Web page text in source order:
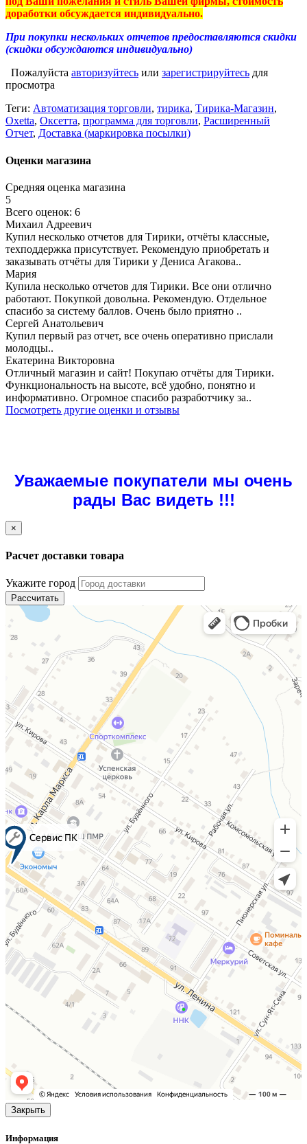
доработки обсуждается индивидуально.
При покупки нескольких отчетов предоставляются скидки
(скидки обсуждаются индивидуально)
Пожалуйста авторизуйтесь или зарегистрируйтесь для
просмотра
Теги: Автоматизация торговли, тирика, Тирика-Магазин,
Oxetta, Оксетта, программа для торговли, Расширенный
Отчет, Доставка (маркировка посылки)
Оценки магазина
Средняя оценка магазина
5
Всего оценок: 6
Михаил Адреевич
Купил несколько отчетов для Тирики, отчёты классные,
техподдержка присутствует. Рекомендую приобретать и
заказывать отчёты для Тирики у Дениса Агакова..
Мария
Купила несколько отчетов для Тирики. Все они отлично
работают. Покупкой довольна. Рекомендую. Отдельное
спасибо за систему баллов. Очень было приятно ..
Сергей Анатольевич
Купил первый раз отчет, все очень оперативно прислали
молодцы..
Екатерина Викторовна
Отличный магазин и сайт! Покупаю отчёты для Тирики.
Функциональность на высоте, всё удобно, понятно и
информативно. Огромное спасибо разработчику за..
Посмотреть другие оценки и отзывы
Уважаемые покупатели мы очень
рады Вас видеть !!!
×
Расчет доставки товара
Укажите город
Рассчитать
Закрыть
Информация